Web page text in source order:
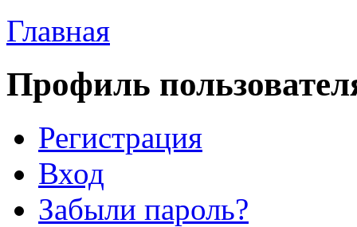
Главная
Профиль
Регистрация
Вход
Забыли пароль?